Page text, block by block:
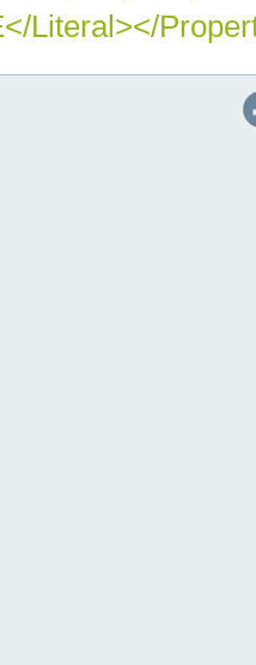
Literal></